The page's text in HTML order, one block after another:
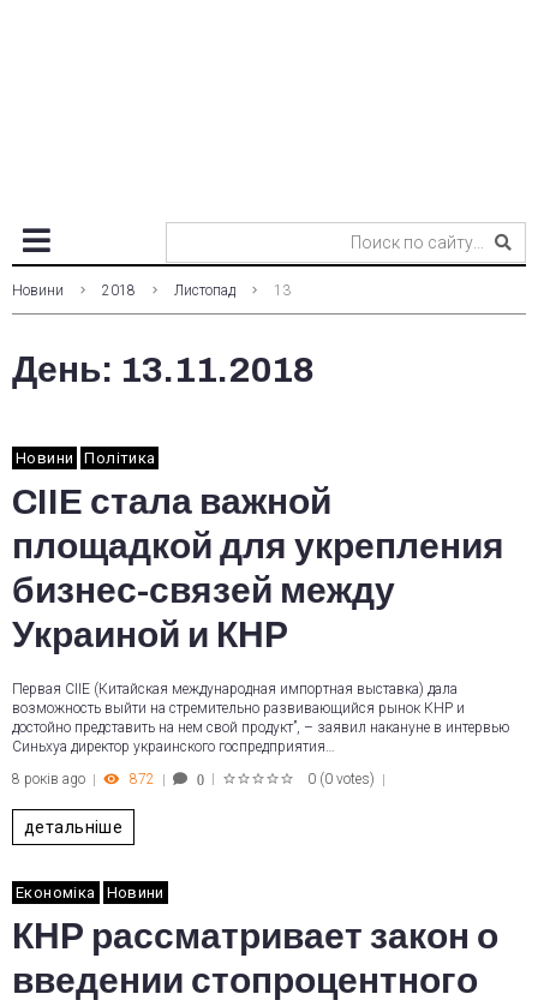
Новини 2018 Листопад 13
День: 13.11.2018
Новини Політика
CIIE стала важной
площадкой для укрепления
бизнес-связей между
Украиной и КНР
Первая CIIE (Китайская международная импортная выставка) дала
возможность выйти на стремительно развивающийся рынок КНР и
достойно представить на нем свой продукт”, – заявил накануне в интервью
Синьхуа директор украинского госпредприятия…
8 років ago
872 0 0 (0 votes)
детальніше
Економіка Новини
КНР рассматривает закон о
введении стопроцентного